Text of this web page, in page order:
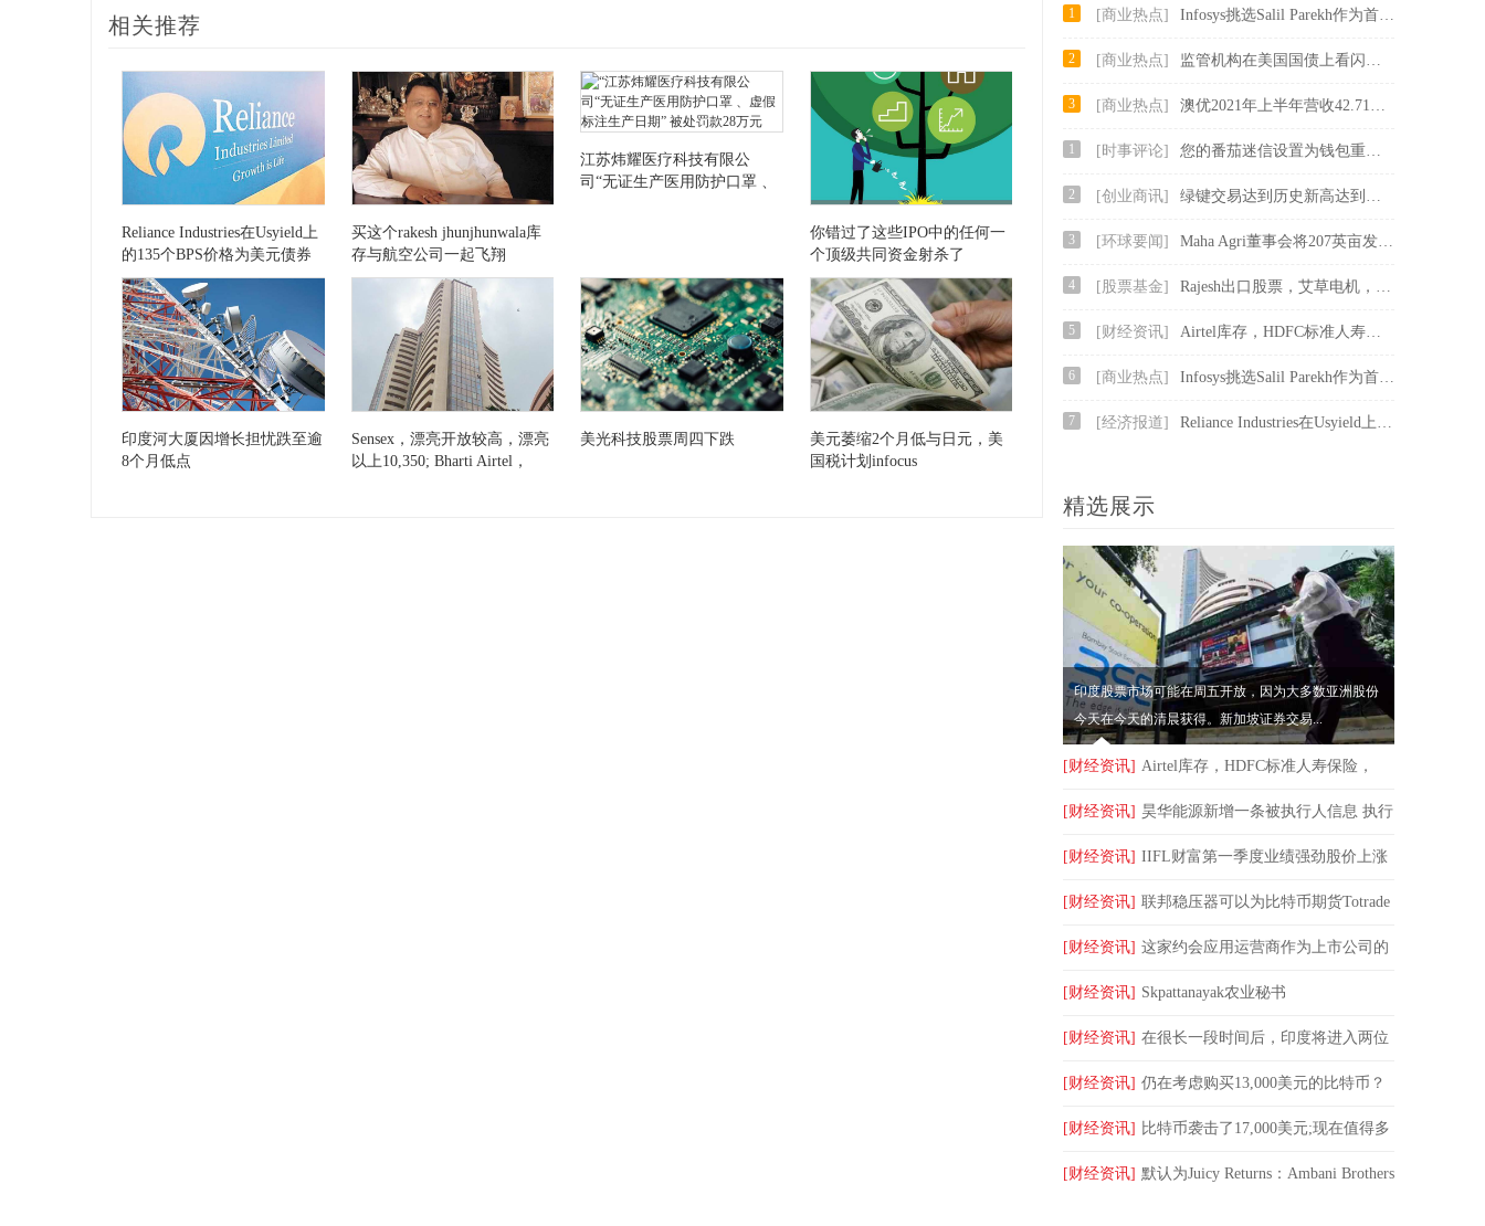
相关推荐
Reliance Industries在Usyield上
的135个BPS价格为美元债券
买这个rakesh jhunjhunwala库
存与航空公司一起飞翔
江苏炜耀医疗科技有限公
司“无证生产医用防护口罩 、
你错过了这些IPO中的任何一
个顶级共同资金射杀了
inoctober吗？
印度河大厦因增长担忧跌至逾
8个月低点
Sensex，漂亮开放较高，漂亮
以上10,350; Bharti Airtel，
美光科技股票周四下跌
美元萎缩2个月低与日元，美
国税计划infocus
1 [商业热点] Infosys挑选Salil Parekh作为首席执行官和MD被尝试并测试了移动;过渡应该快速：JMFinancial.
2 [商业热点] 监管机构在美国国债上看闪耀更多亮点
3 [商业热点] 澳优2021年上半年营收42.71亿元 羊奶粉业务恢复加速
1 [时事评论] 您的番茄迷信设置为钱包重量;这是为什么
2 [创业商讯] 绿键交易达到历史新高达到了1000亿美元
3 [环球要闻] Maha Agri董事会将207英亩发展进出口发展
4 [股票基金] Rajesh出口股票，艾草电机，Sun Pharma，JP Associates，塔塔全球饮料，Cofustoday的依赖资本
5 [财经资讯] Airtel库存，HDFC标准人寿保险，Focustoday的喷气式飞机
6 [商业热点] Infosys挑选Salil Parekh作为首席执行官和MD被尝试并测试了移动;过渡应该快速：JMFinancial.
7 [经济报道] Reliance Industries在Usyield上的135个BPS价格为美元债券
精选展示
印度股票市场可能在周五开放，因为大多数亚洲股份
今天在今天的清晨获得。新加坡证券交易...
[财经资讯] Airtel库存，HDFC标准人寿保险，
Focustoday的喷气式飞机
[财经资讯] 昊华能源新增一条被执行人信息 执行
标的19.2万元
[财经资讯] IIFL财富第一季度业绩强劲股价上涨
14% 每股派发股息35卢比
[财经资讯] 联邦稳压器可以为比特币期货Totrade
提供
[财经资讯] 这家约会应用运营商作为上市公司的
第一个完整季度超出了预期
[财经资讯] Skpattanayak农业秘书
[财经资讯] 在很长一段时间后，印度将进入两位
数的盈利增长：IIFL
[财经资讯] 仍在考虑购买13,000美元的比特币？
警告！RBI有一个消息
[财经资讯] 比特币袭击了17,000美元;现在值得多
于Century-oldcitucoup
[财经资讯] 默认为Juicy Returns：Ambani Brothers